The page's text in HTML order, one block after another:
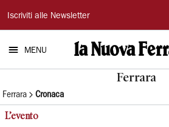
La
Nuova
Ferrara
Iscriviti alle Newsletter
MENU
Ferrara
Ferrara Cronaca
L’evento